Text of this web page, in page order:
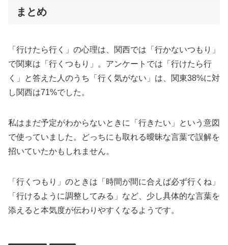
まとめ
「行けたら行く」の心理は、関西では「行かないつもり」
で関東は「行くつもり」。アンケートでは「行けたら行
く」と答えた人のうち「行く気がない」は、関東38%に対
し関西は71%でした。
私はまだ予定がわからないときに「行きたい」という意図
で使っていました。どっちにも取れる曖昧な言葉で誤解を
招いていたかもしれません。
「行くつもり」のときは「時間が間に合えば必ず行くね」
「行けるように調整してみる」など、少し具体的な言葉を
添えると本気度が伝わりやすくなるようです。